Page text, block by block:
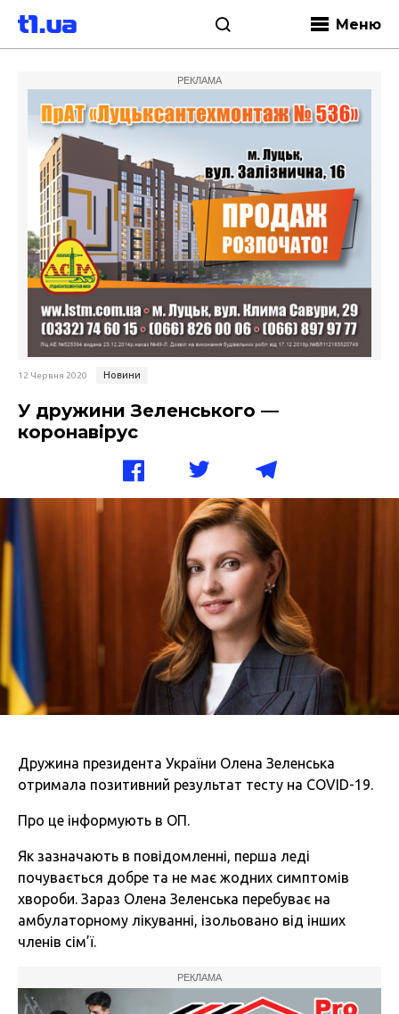
Меню
РЕКЛАМА
12 Червня 2020 Новини
У дружини Зеленського —
коронавірус
Дружина президента України Олена Зеленська
отримала позитивний результат тесту на COVID-19.
Про це інформують в ОП.
Як зазначають в повідомленні, перша леді
почувається добре та не має жодних симптомів
хвороби. Зараз Олена Зеленська перебуває на
амбулаторному лікуванні, ізольовано від інших
членів сім’ї.
РЕКЛАМА